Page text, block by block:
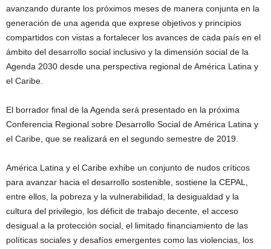
avanzando durante los próximos meses de manera conjunta en la
generación de una agenda que exprese objetivos y principios
compartidos con vistas a fortalecer los avances de cada país en el
ámbito del desarrollo social inclusivo y la dimensión social de la
Agenda 2030 desde una perspectiva regional de América Latina y
el Caribe.
El borrador final de la Agenda será presentado en la próxima
Conferencia Regional sobre Desarrollo Social de América Latina y
el Caribe, que se realizará en el segundo semestre de 2019.
América Latina y el Caribe exhibe un conjunto de nudos críticos
para avanzar hacia el desarrollo sostenible, sostiene la CEPAL,
entre ellos, la pobreza y la vulnerabilidad, la desigualdad y la
cultura del privilegio, los déficit de trabajo decente, el acceso
desigual a la protección social, el limitado financiamiento de las
políticas sociales y desafíos emergentes como las violencias, los